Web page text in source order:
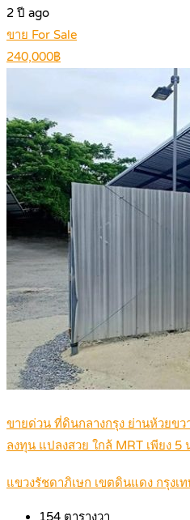
2 ปี ago
ขาย For Sale
240,000฿
ขายด่วน ที่ดินกลางกรุง ย่านห้วยขว
ลงทุน แปลงสวย ใกล้ MRT เพียง
แขวงรัชดาภิเษก เขตดินแดง กรุงเ